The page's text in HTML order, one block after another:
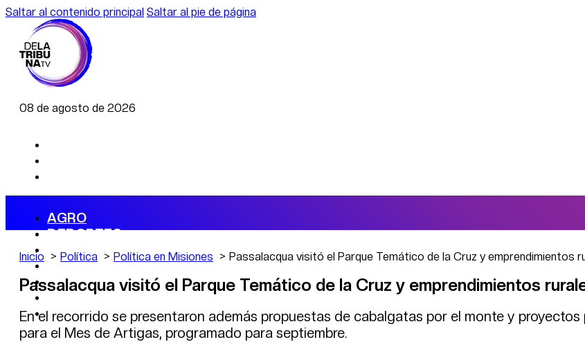
Saltar al contenido principal Saltar al pie de página
08 de agosto de 2026
AGRO
DEPORTES
ECONOMÍA
POLÍTICA
CAMBIO CLIMÁTICO
DATA FIRME
DE LA TRIBUNA TV
Inicio Política Política en Misiones Passalacqua visitó el Parque Temático de la Cruz y emprendimientos
Passalacqua visitó el Parque Temático de la Cruz y emprendimientos
En el recorrido se presentaron además propuestas de cabalgatas por el monte y proyectos
para el Mes de Artigas, programado para septiembre.